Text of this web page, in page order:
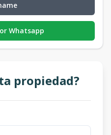
Whatsapp
propiedad?